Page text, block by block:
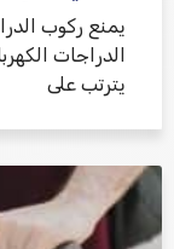
الدراجات
يترتب على